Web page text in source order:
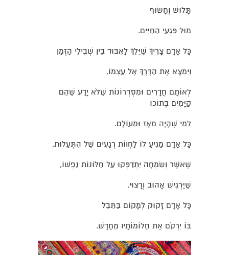
תָּלוּשׁ וְחָשׂוּף
מוּל פִּגְעֵי הַחַיִּים.
כָּל אָדָם צָרִיךְ שֶׁיֵּלֵךְ לָאִבּוּד בֵּין שְׁבִילֵי הַזְּמַן
וְיִמְצָא אֶת הַדֶּרֶךְ אֶל עַצְמוֹ,
לְאוֹתָם חֲדָרִים וּמִסְדְּרוֹנוֹת שֶׁלֹּא יָדַע שֶׁהֵם
קַיָּמִים בְּתוֹכוֹ
לְמִי שֶׁהָיָה מֵאָז וּמֵעוֹלָם.
כָּל אָדָם מַגִּיעַ לוֹ לַחְווֹת רְגָעִים שֶׁל הִתְּעַלּוּת,
שֶׁאשֶׁר וְשִׂמְחָה יִתְדַפְּקוּ עַל חַלּוֹנוֹת נַפְשׁוֹ,
שֶׁיַּרְגִּישׁ אָהוּב וְרָצוּי.
כָּל אָדָם זָקוּק לְמָקוֹם בַּתֵּבֵל
בּוֹ יִרְקֹם אֶת חֲלוֹמוֹתָיו מֵחָדָשׁ.